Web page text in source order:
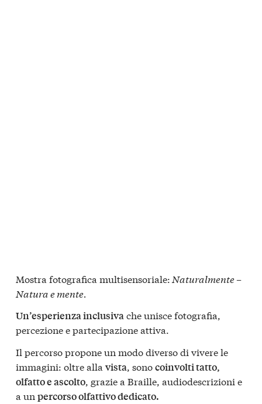
Mostra fotografica multisensoriale: Naturalmente –
Natura e mente.
Un’esperienza inclusivache unisce fotografia,
percezione e partecipazione attiva.
Il percorso propone un modo diverso di vivere le
immagini: oltre alla vista, sonocoinvolti tatto,
olfatto e ascolto, grazie a Braille, audiodescrizioni e
a un percorso olfattivo dedicato.